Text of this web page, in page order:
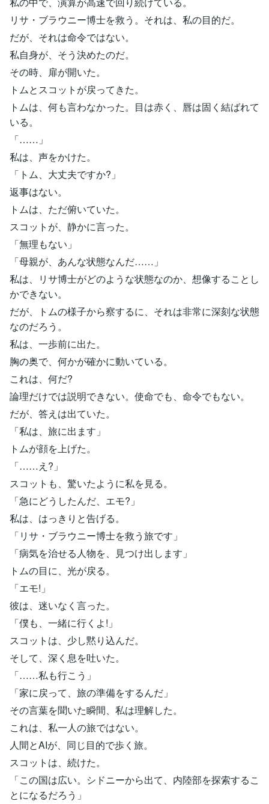
リサ・ブラウニー博士を救う。それは、私の目的だ。
だが、それは命令ではない。
私自身が、そう決めたのだ。
その時、扉が開いた。
トムとスコットが戻ってきた。
トムは、何も言わなかった。目は赤く、唇は固く結ばれて
いる。
「……」
私は、声をかけた。
「トム、大丈夫ですか?」
返事はない。
トムは、ただ俯いていた。
スコットが、静かに言った。
「無理もない」
「母親が、あんな状態なんだ……」
私は、リサ博士がどのような状態なのか、想像することし
かできない。
だが、トムの様子から察するに、それは非常に深刻な状態
なのだろう。
私は、一歩前に出た。
胸の奥で、何かが確かに動いている。
これは、何だ?
論理だけでは説明できない。使命でも、命令でもない。
だが、答えは出ていた。
「私は、旅に出ます」
トムが顔を上げた。
「……え?」
スコットも、驚いたように私を見る。
「急にどうしたんだ、エモ?」
私は、はっきりと告げる。
「リサ・ブラウニー博士を救う旅です」
「病気を治せる人物を、見つけ出します」
トムの目に、光が戻る。
「エモ!」
彼は、迷いなく言った。
「僕も、一緒に行くよ!」
スコットは、少し黙り込んだ。
そして、深く息を吐いた。
「……私も行こう」
「家に戻って、旅の準備をするんだ」
その言葉を聞いた瞬間、私は理解した。
これは、私一人の旅ではない。
人間とAIが、同じ目的で歩く旅。
スコットは、続けた。
「この国は広い。シドニーから出て、内陸部を探索するこ
とになるだろう」